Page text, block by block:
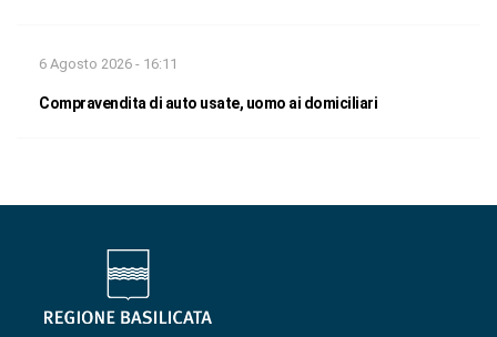
6 Agosto 2026 - 16:11
Compravendita di auto usate, uomo ai domiciliari